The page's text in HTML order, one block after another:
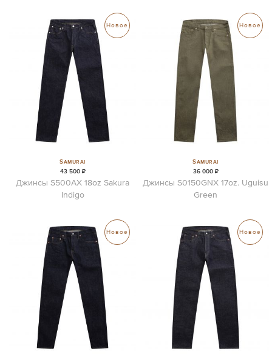
Новое
Samurai
43 500 ₽
Джинсы S500AX 18oz Sakura
Indigo
Новое
Samurai
36 000 ₽
Джинсы S0150GNX 17oz. Uguisu
Green
Новое Новое